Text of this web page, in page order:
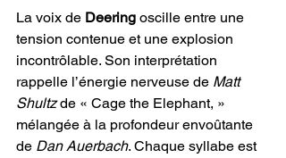
La voix de Deering oscille entre une
tension contenue et une explosion
incontrôlable. Son interprétation
rappelle l’énergie nerveuse de Matt
Shultz de « Cage the Elephant, »
mélangée à la profondeur envoûtante
de Dan Auerbach. Chaque syllabe est